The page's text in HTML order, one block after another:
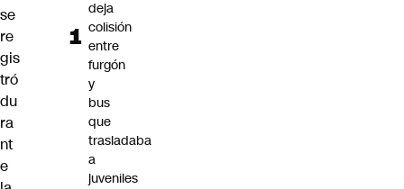
se
re
gis
tró
du
ra
nt
e
deja
colisión
entre
furgón
y
bus
que
trasladaba
a
juveniles